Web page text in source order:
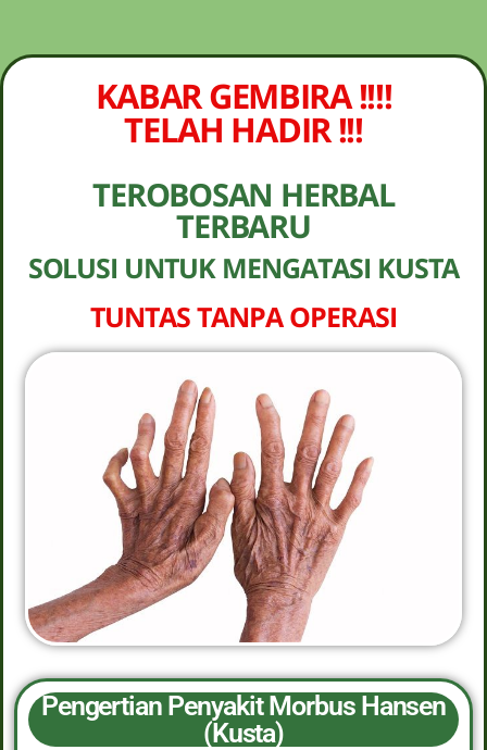
KABAR GEMBIRA !!!!
TELAH HADIR !!!
TEROBOSAN HERBAL
TERBARU
SOLUSI UNTUK MENGATASI KUSTA
TUNTAS TANPA OPERASI
Pengertian Penyakit Morbus Hansen
(Kusta)
PESAN SEKARANG (NON COD - TRANSFER
SETELAH SAMPAI KE REKENING KAMI)
PESAN